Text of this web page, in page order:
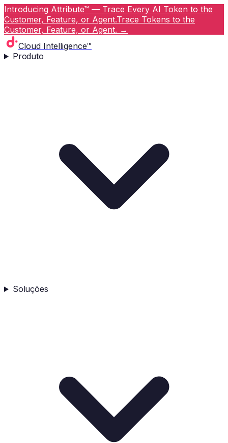
Introducing Attribute™ — Trace Every AI Token to the
Customer, Feature, or Agent.Trace Tokens to the
Customer, Feature, or Agent. →
Cloud Intelligence™
Produto
Soluções